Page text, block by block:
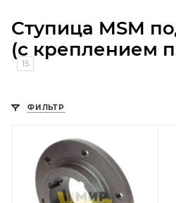
Ступица MSM
(с креплением
15
ФИЛЬТР